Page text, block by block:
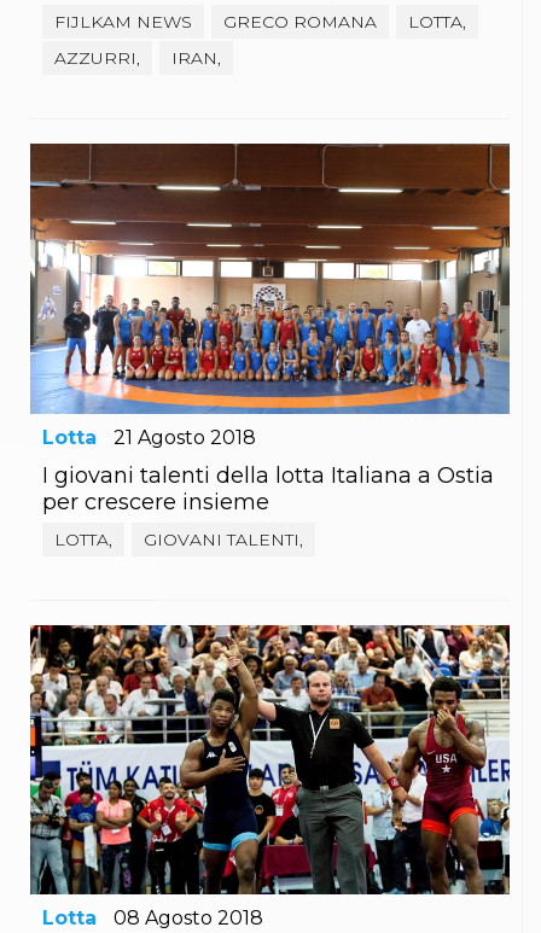
Contatti
Cookies Accept
Webinar
Corsi Monotematici
Corsi di Specializzazione
Corsi FIJLKAM-FISDIR
Corsi Preparatore Fisico
Edutraining class - Didattica infantile
Corso dirigenti sportivi
Corso Direttore di Gara
Abilitazioni
Sportello Fiscale
News
Modulistica
FAQ
Quesiti fiscali
Sostenibilità
Documenti
FIJLKAM NEWS GRECO ROMANA
LOTTA,
AZZURRI,
IRAN,
Lotta 21 Agosto 2018
I giovani talenti della lotta Italiana a Ostia
per crescere insieme
LOTTA, GIOVANI TALENTI,
Lotta 08 Agosto 2018